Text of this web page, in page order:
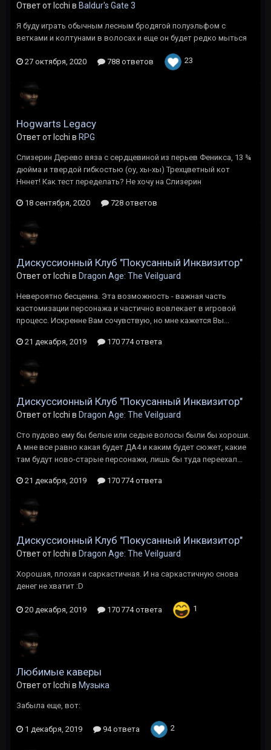
Ответ от Icchi в Baldur's Gate 3
Я буду играть обычным лесным бродягой полуэльфом с
ветками и колтунами в волосах и еще он будет редко мыться
27 октября, 2020 788 ответов 23
Hogwarts Legacy
Ответ от Icchi в RPG
Слизерин Дерево вяза с сердцевиной из перьев Феникса, 13 ¾
дюйма и твердой гибкостью (оу, хы-хы) Трехцветный кот
Нннет! Как тест переделать? Не хочу на Слизерин
18 сентября, 2020 728 ответов
Дискуссионный Клуб "Покусанный Инквизитор"
Ответ от Icchi в Dragon Age: The Veilguard
Невероятно бесценна. Эта возможность - важная часть
кастомизации персонажа и частично вовлекает в игровой
процесс. Искренне Вам сочувствую, но мне кажется Вы...
21 декабря, 2019 170 774 ответа
Дискуссионный Клуб "Покусанный Инквизитор"
Ответ от Icchi в Dragon Age: The Veilguard
Сто пудово ему бы белые или седые волосы были бы хороши.
А мне все равно какая будет ДА4 и каким будет сюжет, какие
там будут ново-старые персонажи, лишь бы туда переехал...
21 декабря, 2019 170 774 ответа
Дискуссионный Клуб "Покусанный Инквизитор"
Ответ от Icchi в Dragon Age: The Veilguard
Хорошая, плохая и саркастичная. И на саркастичную снова
денег не хватит :D
20 декабря, 2019 170 774 ответа 1
Любимые каверы
Ответ от Icchi в Музыка
Забыла еще, вот:
1 декабря, 2019 94 ответа 2